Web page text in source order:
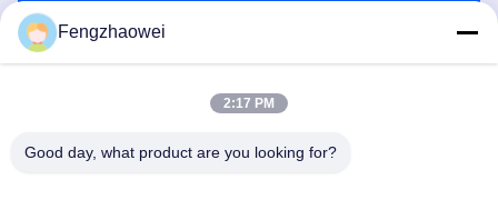
Fengzhaowei
2:17 PM
Good day, what product are you looking for?